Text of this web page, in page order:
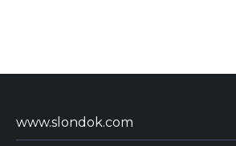
www.slondok.com